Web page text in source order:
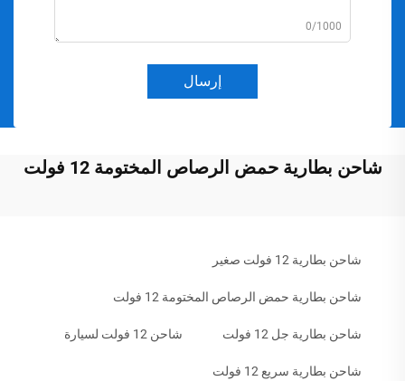
0/1000
إرسال
شاحن بطارية حمض الرصاص المختومة 12 فولت
شاحن بطارية 12 فولت صغير
شاحن بطارية حمض الرصاص المختومة 12 فولت
شاحن بطارية جل 12 فولت شاحن 12 فولت لسيارة
شاحن بطارية سريع 12 فولت